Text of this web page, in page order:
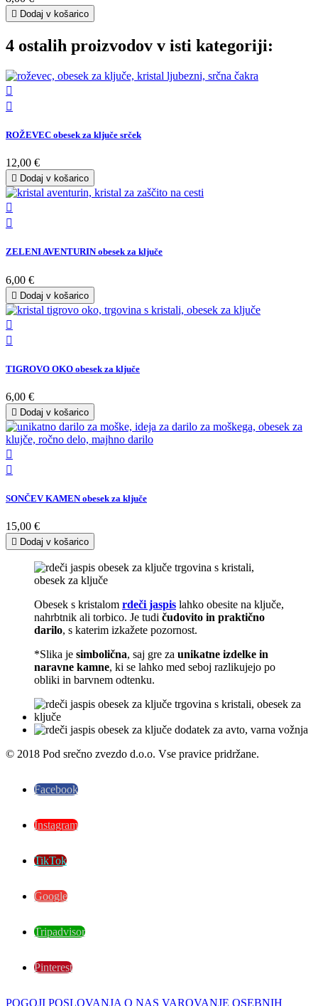
 Dodaj v košarico
4 ostalih proizvodov v isti kategoriji:


ROŽEVEC obesek za ključe srček
12,00 €
 Dodaj v košarico


ZELENI AVENTURIN obesek za ključe
6,00 €
 Dodaj v košarico


TIGROVO OKO obesek za ključe
6,00 €
 Dodaj v košarico


SONČEV KAMEN obesek za ključe
15,00 €
 Dodaj v košarico
Obesek s kristalom rdeči jaspis lahko obesite na ključe,
nahrbtnik ali torbico. Je tudi čudovito in praktično
darilo, s katerim izkažete pozornost.
*Slika je simbolična, saj gre za unikatne izdelke in
naravne kamne, ki se lahko med seboj razlikujejo po
obliki in barvnem odtenku.
© 2018 Pod srečno zvezdo d.o.o. Vse pravice pridržane.
Facebook
Instagram
TikTok
Google
Tripadvisor
Pinterest
POGOJI POSLOVANJA O NAS VAROVANJE OSEBNIH